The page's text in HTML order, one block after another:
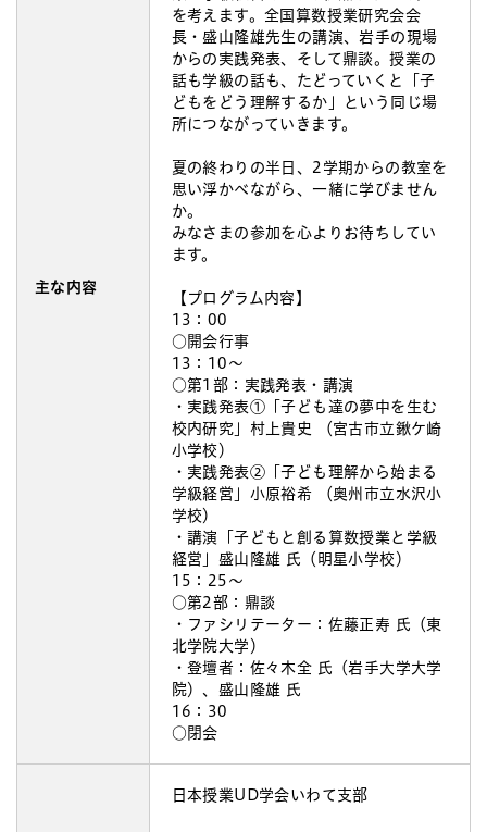
主な内容
を考えます。全国算数授業研究会会
長・盛山隆雄先生の講演、岩手の現場
からの実践発表、そして鼎談。授業の
話も学級の話も、たどっていくと「子
どもをどう理解するか」という同じ場
所につながっていきます。
夏の終わりの半日、2学期からの教室を
思い浮かべながら、一緒に学びません
か。
みなさまの参加を心よりお待ちしてい
ます。
【プログラム内容】
13：00
○開会行事
13：10～
○第1部：実践発表・講演
・実践発表①「子ども達の夢中を生む
校内研究」村上貴史 （宮古市立鍬ケ崎
小学校）
・実践発表②「子ども理解から始まる
学級経営」小原裕希 （奥州市立水沢小
学校）
・講演「子どもと創る算数授業と学級
経営」盛山隆雄 氏（明星小学校）
15：25～
○第2部：鼎談
・ファシリテーター：佐藤正寿 氏（東
北学院大学）
・登壇者：佐々木全 氏（岩手大学大学
院）、盛山隆雄 氏
16：30
○閉会
日本授業UD学会いわて支部